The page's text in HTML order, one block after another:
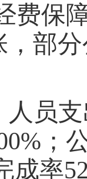
费保
，部
人员
；
成率